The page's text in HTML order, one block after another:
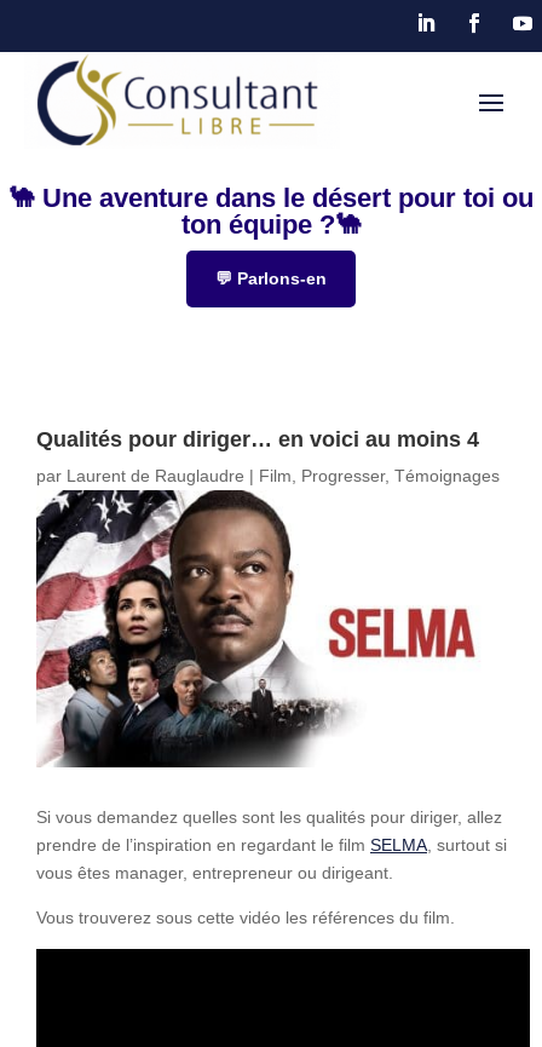
🐪 Une aventure dans le désert pour toi ou
ton équipe ?🐪
💬 Parlons-en
Qualités pour diriger… en voici au moins 4
par Laurent de Rauglaudre | Film Progresser, Témoignages
Si vous demandez quelles sont les qualités pour diriger, allez
prendre de l’inspiration en regardant le film SELMA, surtout si
vous êtes manager, entrepreneur ou dirigeant.
Vous trouverez sous cette vidéo les références du film.